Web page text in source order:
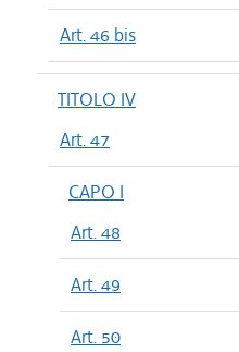
Art. 46 bis
TITOLO IV
Art. 47
CAPO I
Art. 48
Art. 49
Art. 50